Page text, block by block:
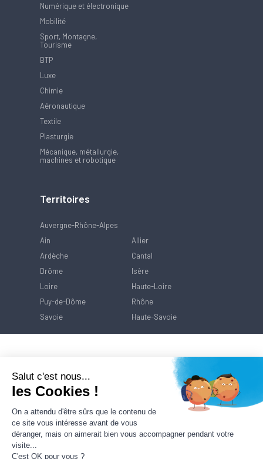
Numérique et électronique
Mobilité
Sport, Montagne,
Tourisme
BTP
Luxe
Chimie
Aéronautique
Textile
Plasturgie
Mécanique, métallurgie,
machines et robotique
Territoires
Auvergne-Rhône-Alpes
Ain
Allier
Ardèche
Cantal
Drôme
Isère
Loire
Haute-Loire
Puy-de-Dôme
Rhône
Savoie
Haute-Savoie
Salut c'est nous...
les Cookies !
On a attendu d'être sûrs que le contenu de
ce site vous intéresse avant de vous
déranger, mais on aimerait bien vous accompagner pendant votre
visite...
C'est OK pour vous ?